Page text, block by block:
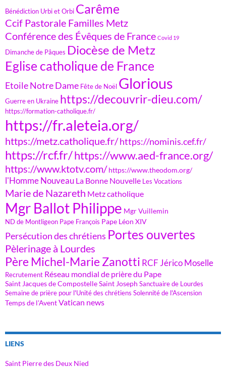
Bénédiction Urbi et Orbi Carême
Ccif Pastorale Familles Metz
Conférence des Évêques de France Covid 19
Dimanche de Pâques Diocèse de Metz
Eglise catholique de France
Etoile Notre Dame Fête de Noël Glorious
Guerre en Ukraine https://decouvrir-dieu.com/
https://formation-catholique.fr/
https://fr.aleteia.org/
https://metz.catholique.fr/https://nominis.cef.fr/
https://rcf.fr/https://www.aed-france.org/
https://www.ktotv.com/ https://www.theodom.org/
l'Homme Nouveau La Bonne Nouvelle Les Vocations
Marie de Nazareth Metz catholique
Mgr Ballot Philippe Mgr Vuillemin
ND de Montligeon Pape François Pape Léon XIV
Persécution des chrétiens Portes ouvertes
Pèlerinage à Lourdes
Père Michel-Marie Zanotti RCF Jérico Moselle
Recrutement Réseau mondial de prière du Pape
Saint Jacques de CompostelleSaint Joseph Sanctuaire de Lourdes
Semaine de prière pour l'Unité des chrétiens Solennité de l'Ascension
Temps de l'AventVatican news
LIENS
Saint Pierre des Deux Nied